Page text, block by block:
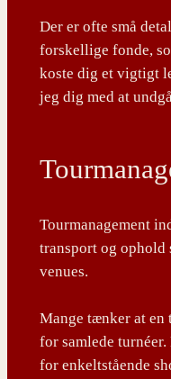
Der er ofte små
forskellige fonde,
koste dig et vigtigt
jeg dig med at
Tourmanagement
transport og ophold
venues.
Mange tænker at en
for samlede
for enkeltstående